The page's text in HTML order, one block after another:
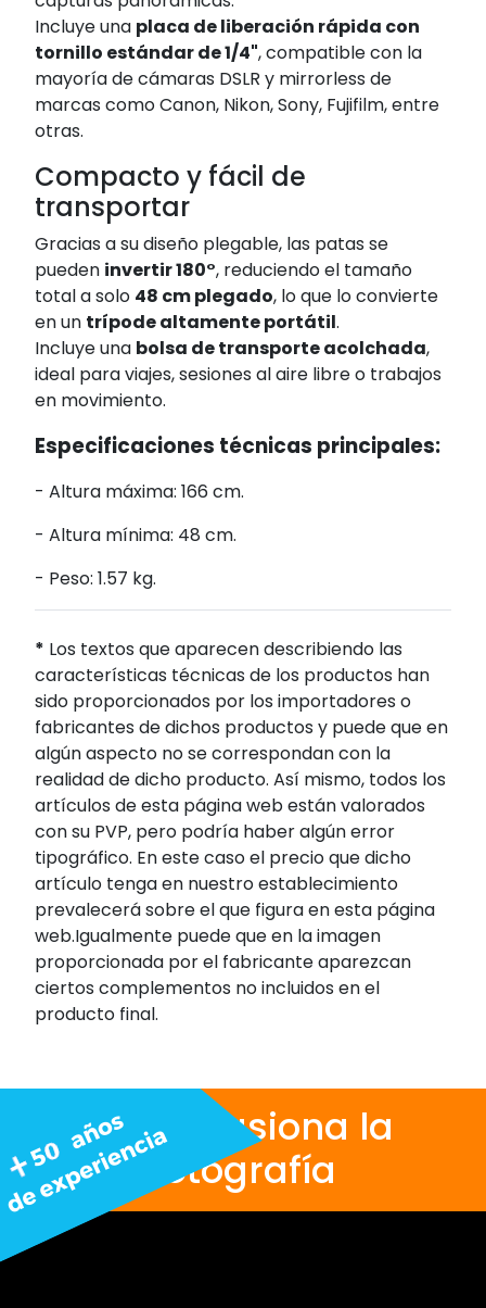
Incluye una placa de liberación rápida con
tornillo estándar de 1/4", compatible con la
mayoría de cámaras DSLR y mirrorless de
marcas como Canon, Nikon, Sony, Fujifilm, entre
otras.
Compacto y fácil de
transportar
Gracias a su diseño plegable, las patas se
pueden invertir 180°, reduciendo el tamaño
total a solo 48 cm plegado, lo que lo convierte
en un trípode altamente portátil.
Incluye una bolsa de transporte acolchada,
ideal para viajes, sesiones al aire libre o trabajos
en movimiento.
Especificaciones técnicas principales:
- Altura máxima: 166 cm.
- Altura mínima: 48 cm.
- Peso: 1.57 kg.
* Los textos que aparecen describiendo las
características técnicas de los productos han
sido proporcionados por los importadores o
fabricantes de dichos productos y puede que en
algún aspecto no se correspondan con la
realidad de dicho producto. Así mismo, todos los
artículos de esta página web están valorados
con su PVP, pero podría haber algún error
tipográfico. En este caso el precio que dicho
artículo tenga en nuestro establecimiento
prevalecerá sobre el que figura en esta página
web.Igualmente puede que en la imagen
proporcionada por el fabricante aparezcan
ciertos complementos no incluidos en el
producto final.
Nos apasiona la
fotografía